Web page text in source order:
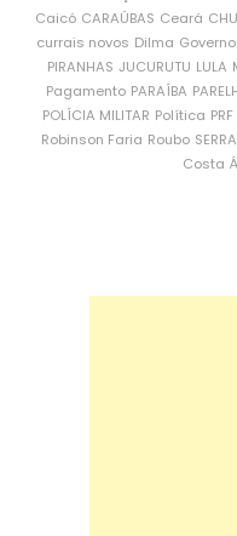
Caicó CARAÚBAS Ceará
currais novos Dilma
PIRANHAS JUCURUTU LULA
Pagamento PARAÍBA
POLÍCIA MILITAR Política PRF
Robinson Faria Roubo
Costa